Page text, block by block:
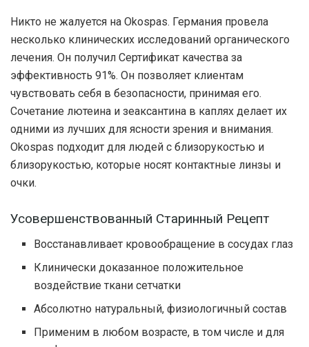
Никто не жалуется на Okospas. Германия провела
несколько клинических исследований органического
лечения. Он получил Сертификат качества за
эффективность 91%. Он позволяет клиентам
чувствовать себя в безопасности, принимая его.
Сочетание лютеина и зеаксантина в каплях делает их
одними из лучших для ясности зрения и внимания.
Okospas подходит для людей с близорукостью и
близорукостью, которые носят контактные линзы и
очки.
Усовершенствованный Старинный Рецепт
Восстанавливает кровообращение в сосудах глаз
Клинически доказанное положительное
воздействие ткани сетчатки
Абсолютно натуральный, физиологичный состав
Применим в любом возрасте, в том числе и для